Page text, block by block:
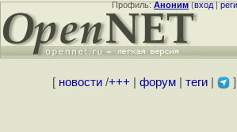
Профиль:Аноним(вход|
[ новости/+++ форум| теги| ]